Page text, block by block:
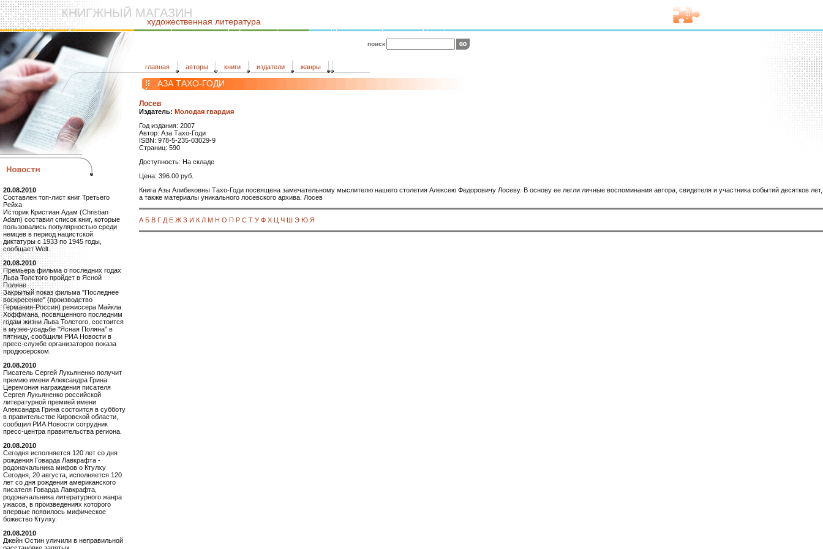
КНИГЖНЫЙ МАГАЗИН
художественная литература
поиск
главная авторы книги издатели жанры
20.08.2010
Составлен топ-лист книг Третьего
Рейха
Историк Кристиан Адам (Christian
Adam) составил список книг, которые
пользовались популярностью среди
немцев в период нацистской
диктатуры с 1933 по 1945 годы,
сообщает Welt.
20.08.2010
Премьера фильма о последних годах
Льва Толстого пройдет в Ясной
Поляне
Закрытый показ фильма "Последнее
воскресение" (производство
Германия-Россия) режиссера Майкла
Хоффмана, посвященного последним
годам жизни Льва Толстого, состоится
в музее-усадьбе "Ясная Поляна" в
пятницу, сообщили РИА Новости в
пресс-службе организаторов показа
продюсерском.
20.08.2010
Писатель Сергей Лукьяненко получит
премию имени Александра Грина
Церемония награждения писателя
Сергея Лукьяненко российской
литературной премией имени
Александра Грина состоится в субботу
в правительстве Кировской области,
сообщил РИА Новости сотрудник
пресс-центра правительства региона.
20.08.2010
Сегодня исполняется 120 лет со дня
рождения Говарда Лавкрафта -
родоначальника мифов о Ктулху
Сегодня, 20 августа, исполняется 120
лет со дня рождения американского
писателя Говарда Лавкрафта,
родоначальника литературного жанра
ужасов, в произведениях которого
впервые появилось мифическое
божество Ктулху.
20.08.2010
Джейн Остин уличили в неправильной
АЗА ТАХО-ГОДИ
Лосев
Издатель: Молодая гвардия
Год издания: 2007
Автор: Аза Тахо-Годи
ISBN: 978-5-235-03029-9
Страниц: 590
Доступность: На складе
Цена: 396.00 руб.
Книга Азы Алибековны Тахо-Годи посвящена замечательному мыслителю нашего столетия Алексею Федоровичу Лосеву. В основу ее легли личные воспоминания автора, свидетеля и участника событий десятков лет,
а также материалы уникального лосевского архива. Лосев
А Б В Г Д Е Ж З И К Л М Н О П Р С Т У Ф Х Ц Ч Ш Э Ю Я